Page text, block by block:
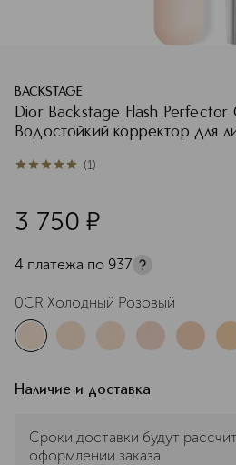
BACKSTAGE
Dior Backstage Flash Perfector
Водостойкий корректор для
5из 51 (1)
3 750 ¤
4 платежа по 937
0CR Холодный Розовый
Наличие и доставка
Сроки доставки будут
оформлении заказа